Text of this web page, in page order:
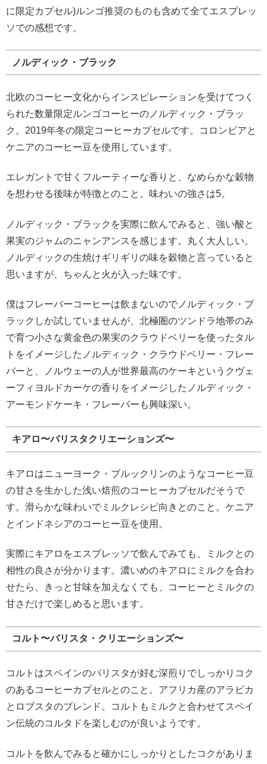
に限定カプセル)ルンゴ推奨のものも含めて全てエスプレッ
ソでの感想です。
ノルディック・ブラック
北欧のコーヒー文化からインスピレーションを受けてつく
られた数量限定ルンゴコーヒーのノルディック・ブラッ
ク。2019年冬の限定コーヒーカプセルです。コロンビアと
ケニアのコーヒー豆を使用しています。
エレガントで甘くフルーティーな香りと、なめらかな穀物
を想わせる後味が特徴とのこと。味わいの強さは5。
ノルディック・ブラックを実際に飲んでみると、強い酸と
果実のジャムのニャンアンスを感じます。丸く大人しい。
ノルディックの生焼けギリギリの味を穀物と言っていると
思いますが、ちゃんと火が入った味です。
僕はフレーバーコーヒーは飲まないのでノルディック・ブ
ラックしか試していませんが、北極圏のツンドラ地帯のみ
で育つ小さな黄金色の果実のクラウドベリーを使ったタル
トをイメージしたノルディック・クラウドベリー・フレー
バーと、ノルウェーの人が世界最高のケーキというクヴェ
ーフィヨルドカーケの香りをイメージしたノルディック・
アーモンドケーキ・フレーバーも興味深い。
キアロ〜バリスタクリエーションズ〜
キアロはニューヨーク・ブルックリンのようなコーヒー豆
の甘さを生かした浅い焙煎のコーヒーカプセルだそうで
す。滑らかな味わいでミルクレシピ向きとのこと。ケニア
とインドネシアのコーヒー豆を使用。
実際にキアロをエスプレッソで飲んでみても、ミルクとの
相性の良さが分かります。濃いめのキアロにミルクを合わ
せたら、きっと甘味を加えなくても、コーヒーとミルクの
甘さだけで楽しめると思います。
コルト〜バリスタ・クリエーションズ〜
コルトはスペインのバリスタが好む深煎りでしっかりコク
のあるコーヒーカプセルとのこと。アフリカ産のアラビカ
とロブスタのブレンド。コルトもミルクと合わせてスペイ
ン伝統のコルタドを楽しむのが良いようです。
コルトを飲んでみると確かにしっかりとしたコクがありま